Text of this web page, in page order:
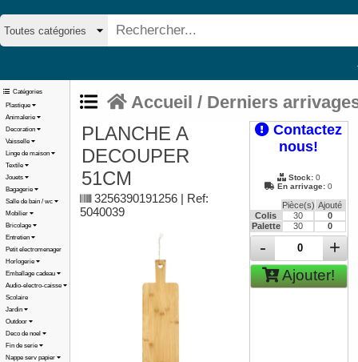
Catégories
Plastique
Animalerie
Decoration
Vaisselle
Linge de maison
Textile
Jouets
Bagagerie
Salle de bain / wc
Mobilier
Bricolage
Entretien
Petit electromenager
Horlogerie
Emballage cadeau
Audio-electro-caisse
Scolaire
Jardin
Outdoor
Deco de noel
Fin de serie
Nappe serv papier
Accueil / Derniers
PLANCHE A
DECOUPER
51CM
3256390191256 | Ref:
5040039
Contactez
nous!
Stock:0
En arrivage: 0
Pièce(s) Ajouté
Colis
30
0
Palette
30 0
- +
Ajouter!